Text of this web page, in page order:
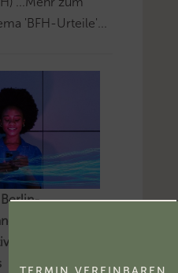
'BFH-Urteile'...
Berlin-